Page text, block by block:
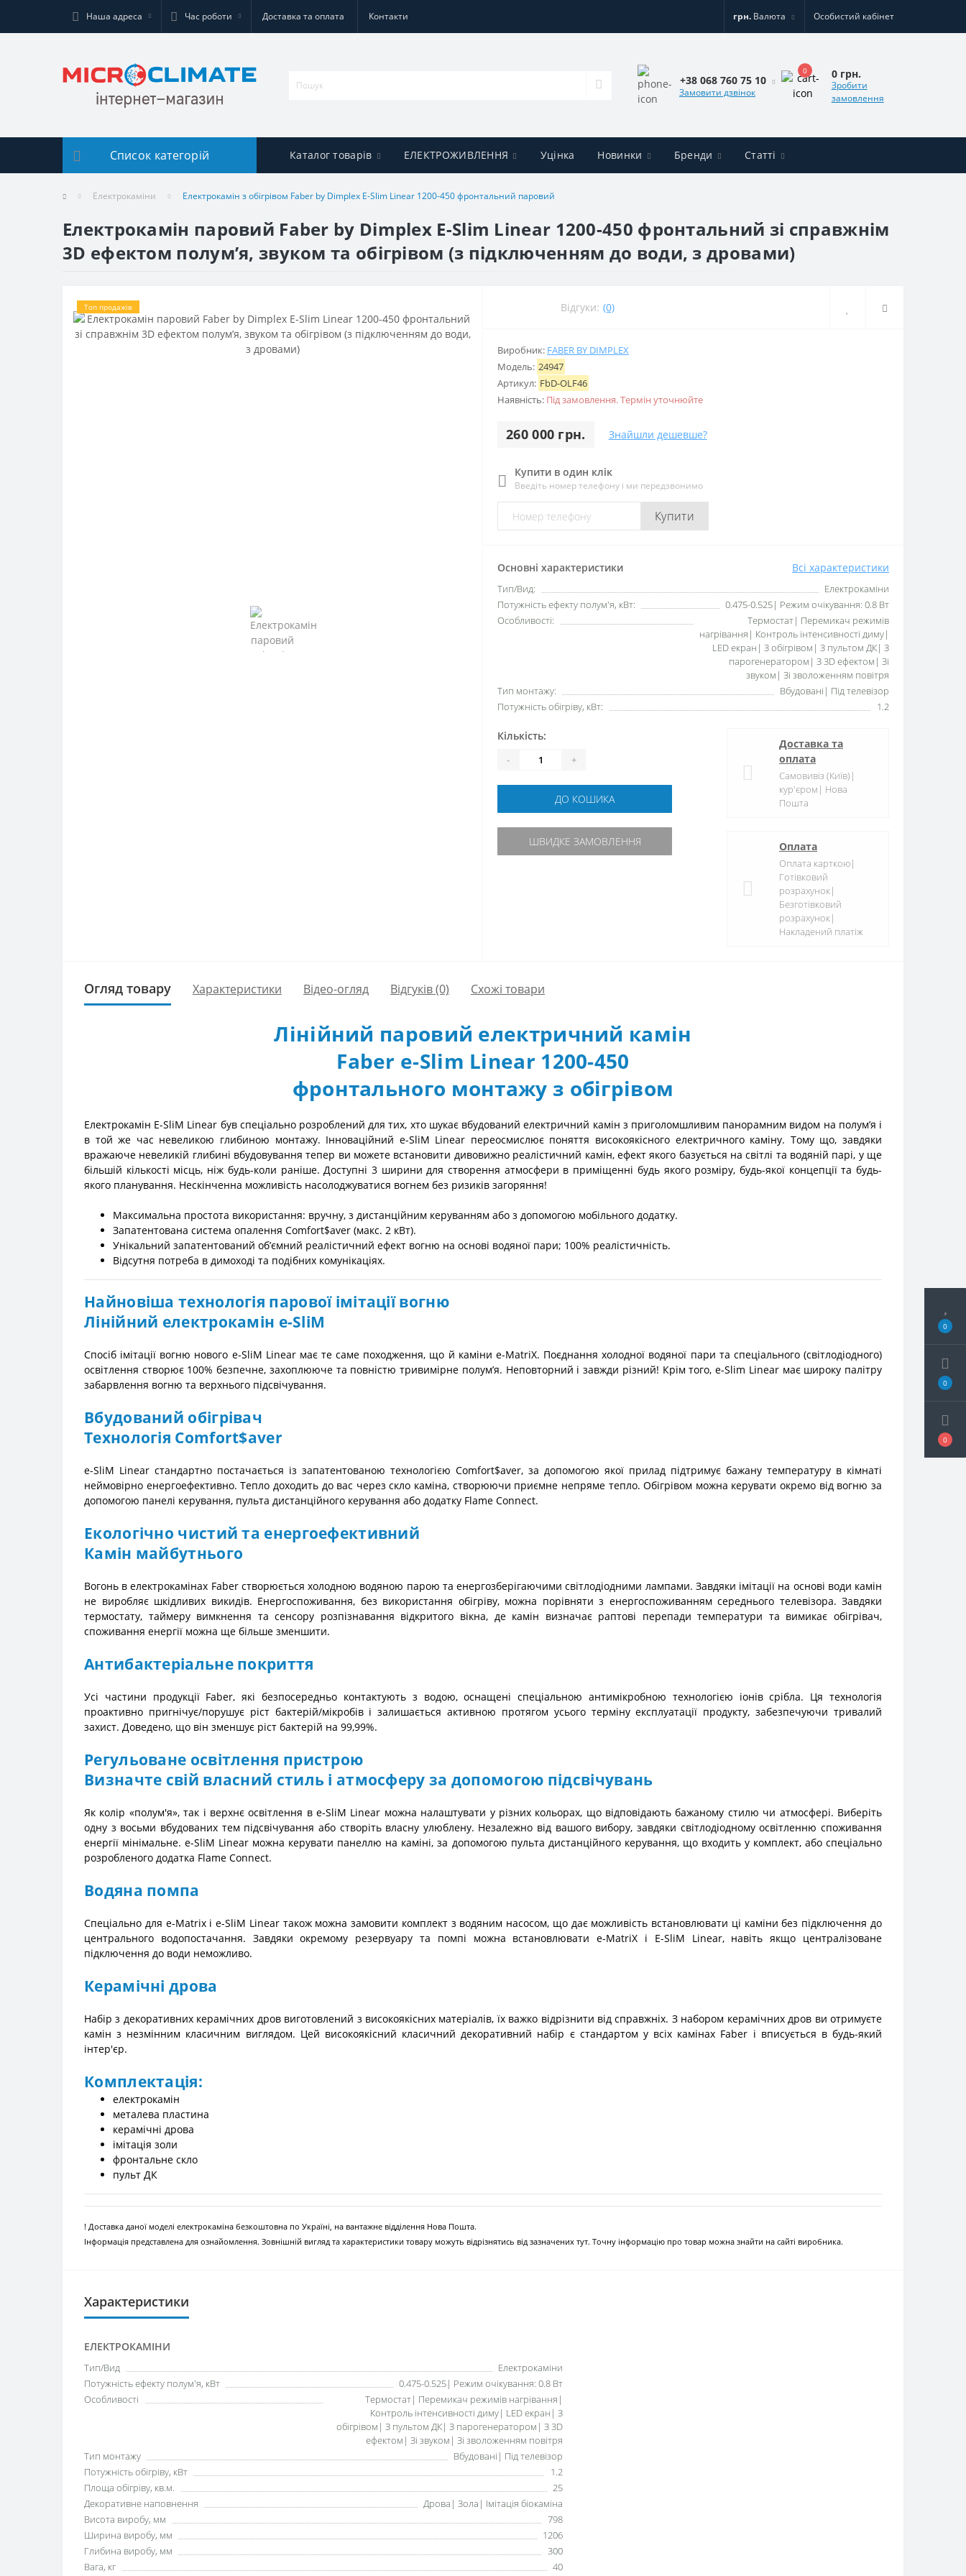
0
0
0
Наша адреса Час роботи Доставка та оплата Контакти грн. Валюта Особистий кабінет
+38 068 760 75 10
Замовити дзвінок
0 0 грн.
Зробити
замовлення
Список категорій Каталог товарів ЕЛЕКТРОЖИВЛЕННЯ Уцінка Новинки Бренди Статті
Електрокаміни Електрокамін з обігрівом Faber by Dimplex E-Slim Linear 1200-450 фронтальний паровий
Електрокамін паровий Faber by Dimplex E-Slim Linear 1200-450 фронтальний зі справжнім
3D ефектом полумʼя, звуком та обігрівом (з підключенням до води, з дровами)
Топ продажів Відгуки: (0)
Виробник: FABER BY DIMPLEX
Модель: 24947
Артикул: FbD-OLF46
Наявність: Під замовлення. Термін уточнюйте
260 000 грн. Знайшли дешевше?
Купити в один клік
Введіть номер телефону і ми передзвонимо
Купити
Основні характеристики Всі характеристики
Тип/Вид:
Електрокаміни
Потужність ефекту полум'я, кВт:
0.475-0.525| Режим очікування: 0.8 Вт
Особливості:
Термостат| Перемикач режимів
нагрівання| Контроль інтенсивності диму|
LED екран| З обігрівом| З пультом ДК| З
парогенератором| З 3D ефектом| Зі
звуком| Зі зволоженням повітря
Тип монтажу:
Вбудовані| Під телевізор
Потужність обігріву, кВт:
1.2
Кількість:
- +
ДО КОШИКА
ШВИДКЕ ЗАМОВЛЕННЯ
Доставка та
оплата
Самовивіз (Київ)|
кур'єром| Нова
Пошта
Оплата
Оплата карткою|
Готівковий
розрахунок|
Безготівковий
розрахунок|
Накладений платіж
Огляд товару Характеристики Відео-огляд Відгуків (0) Схожі товари
Лінійний паровий електричний камін
Faber e-Slim Linear 1200-450
фронтального монтажу з обігрівом
Електрокамін E-SliM Linear був спеціально розроблений для тих, хто шукає вбудований електричний камін з приголомшливим панорамним видом на полум’я і
в той же час невеликою глибиною монтажу. Інноваційний e-SliM Linear переосмислює поняття високоякісного електричного каміну. Тому що, завдяки
вражаюче невеликій глибині вбудовування тепер ви можете встановити дивовижно реалістичний камін, ефект якого базується на світлі та водяній парі, у ще
більшій кількості місць, ніж будь-коли раніше. Доступні 3 ширини для створення атмосфери в приміщенні будь якого розміру, будь-якої концепції та будь-
якого планування. Нескінченна можливість насолоджуватися вогнем без ризиків загоряння!
Максимальна простота використання: вручну, з дистанційним керуванням або з допомогою мобільного додатку.
Запатентована система опалення Comfort$aver (макс. 2 кВт).
Унікальний запатентований об’ємний реалістичний ефект вогню на основі водяної пари; 100% реалістичність.
Відсутня потреба в димоході та подібних комунікаціях.
Найновіша технологія парової імітації вогню
Лінійний електрокамін e-SliM
Спосіб імітації вогню нового e-SliM Linear має те саме походження, що й каміни e-MatriX. Поєднання холодної водяної пари та спеціального (світлодіодного)
освітлення створює 100% безпечне, захоплююче та повністю тривимірне полум’я. Неповторний і завжди різний! Крім того, e-Slim Linear має широку палітру
забарвлення вогню та верхнього підсвічування.
Вбудований обігрівач
Технологія Comfort$aver
e-SliM Linear стандартно постачається із запатентованою технологією Comfort$aver, за допомогою якої прилад підтримує бажану температуру в кімнаті
неймовірно енергоефективно. Тепло доходить до вас через скло каміна, створюючи приємне непряме тепло. Обігрівом можна керувати окремо від вогню за
допомогою панелі керування, пульта дистанційного керування або додатку Flame Connect.
Екологічно чистий та енергоефективний
Камін майбутнього
Вогонь в електрокамінах Faber створюється холодною водяною парою та енергозберігаючими світлодіодними лампами. Завдяки імітації на основі води камін
не виробляє шкідливих викидів. Енергоспоживання, без використання обігріву, можна порівняти з енергоспоживанням середнього телевізора. Завдяки
термостату, таймеру вимкнення та сенсору розпізнавання відкритого вікна, де камін визначає раптові перепади температури та вимикає обігрівач,
споживання енергії можна ще більше зменшити.
Антибактеріальне покриття
Усі частини продукції Faber, які безпосередньо контактують з водою, оснащені спеціальною антимікробною технологією іонів срібла. Ця технологія
проактивно пригнічує/порушує ріст бактерій/мікробів і залишається активною протягом усього терміну експлуатації продукту, забезпечуючи тривалий
захист. Доведено, що він зменшує ріст бактерій на 99,99%.
Регульоване освітлення пристрою
Визначте свій власний стиль і атмосферу за допомогою підсвічувань
Як колір «полум'я», так і верхнє освітлення в e-SliM Linear можна налаштувати у різних кольорах, що відповідають бажаному стилю чи атмосфері. Виберіть
одну з восьми вбудованих тем підсвічування або створіть власну улюблену. Незалежно від вашого вибору, завдяки світлодіодному освітленню споживання
енергії мінімальне. e-SliM Linear можна керувати панеллю на каміні, за допомогою пульта дистанційного керування, що входить у комплект, або спеціально
розробленого додатка Flame Connect.
Водяна помпа
Спеціально для e-Matrix і e-SliM Linear також можна замовити комплект з водяним насосом, що дає можливість встановлювати ці каміни без підключення до
центрального водопостачання. Завдяки окремому резервуару та помпі можна встановлювати e-MatriX і E-SliM Linear, навіть якщо централізоване
підключення до води неможливо.
Керамічні дрова
Набір з декоративних керамічних дров виготовлений з високоякісних матеріалів, їх важко відрізнити від справжніх. З набором керамічних дров ви отримуєте
камін з незмінним класичним виглядом. Цей високоякісний класичний декоративний набір є стандартом у всіх камінах Faber і вписується в будь-який
інтер'єр.
Комплектація:
електрокамін
металева пластина
керамічні дрова
імітація золи
фронтальне скло
пульт ДК
! Доставка даної моделі електрокаміна безкоштовна по Україні, на вантажне відділення Нова Пошта.
Інформація представлена для ознайомлення. Зовнішній вигляд та характеристики товару можуть відрізнятись від зазначених тут. Точну інформацію про товар можна знайти на сайті виробника.
Характеристики
ЕЛЕКТРОКАМІНИ
Тип/Вид
Електрокаміни
Потужність ефекту полум'я, кВт
0.475-0.525| Режим очікування: 0.8 Вт
Особливості
Термостат| Перемикач режимів нагрівання|
Контроль інтенсивності диму| LED екран| З
обігрівом| З пультом ДК| З парогенератором| З 3D
ефектом| Зі звуком| Зі зволоженням повітря
Тип монтажу
Вбудовані| Під телевізор
Потужність обігріву, кВт
1.2
Площа обігріву, кв.м.
25
Декоративне наповнення
Дрова| Зола| Імітація біокаміна
Висота виробу, мм
798
Ширина виробу, мм
1206
Глибина виробу, мм
300
Вага, кг
40